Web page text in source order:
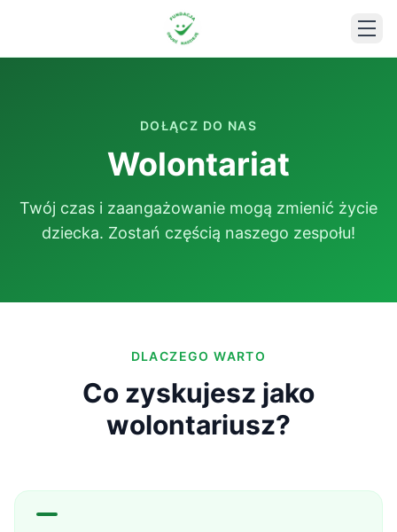
DOŁĄCZ DO NAS
Wolontariat
Twój czas i zaangażowanie mogą zmienić życie
dziecka. Zostań częścią naszego zespołu!
DLACZEGO WARTO
Co zyskujesz jako
wolontariusz?